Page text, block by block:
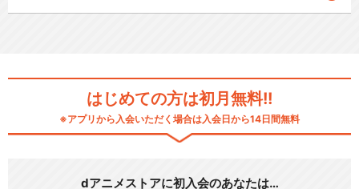
はじめての方は初月無料!!
※アプリから入会いただく場合は入会日から14日間無料
dアニメストアに初入会のあなたは…